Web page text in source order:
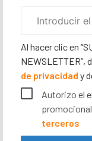
electrónico
Al hacer clic en
NEWSLETTER”,
de privacidad y
Autorizo el
terceros